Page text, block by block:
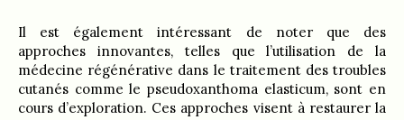
Il est également intéressant de noter que des
approches innovantes, telles que l’utilisation de la
médecine régénérative dans le traitement des troubles
cutanés comme le pseudoxanthoma elasticum, sont en
cours d’exploration. Ces approches visent à restaurer la